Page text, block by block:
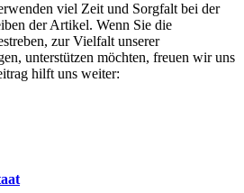
viel Zeit und Sorgfalt bei der
der Artikel. Wenn Sie die
zur Vielfalt unserer
unterstützen möchten, freuen wir uns
hilft uns weiter: